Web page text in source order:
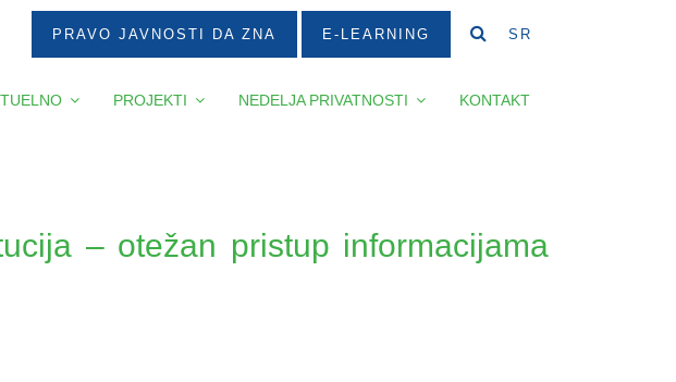
PRAVO JAVNOSTI DA ZNA E-LEARNING SR
PROJEKTI NEDELJA PRIVATNOSTI KONTAKT
– otežan pristup informacijama